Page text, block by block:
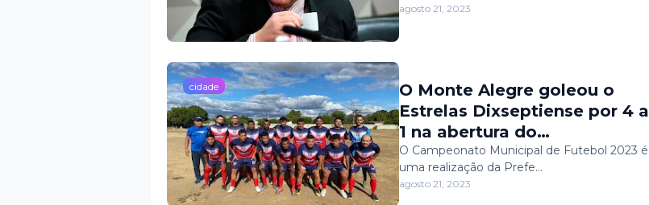
agosto 21, 2023
cidade
O Monte Alegre goleou o
Estrelas Dixseptiense por 4 a
1 na abertura do
Campeonato Municipal de
Futebol 2023, em partida
realizada na tarde do último
O Campeonato Municipal de Futebol 2023 é
uma realização da Prefe…
agosto 21, 2023